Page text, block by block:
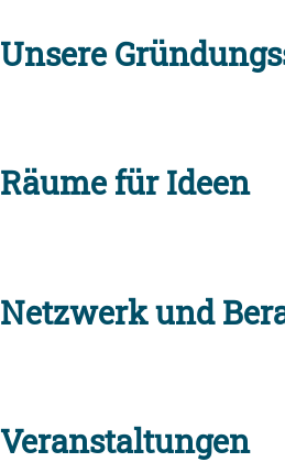
Unsere
Räume für Ideen
Netzwerk und
Veranstaltungen